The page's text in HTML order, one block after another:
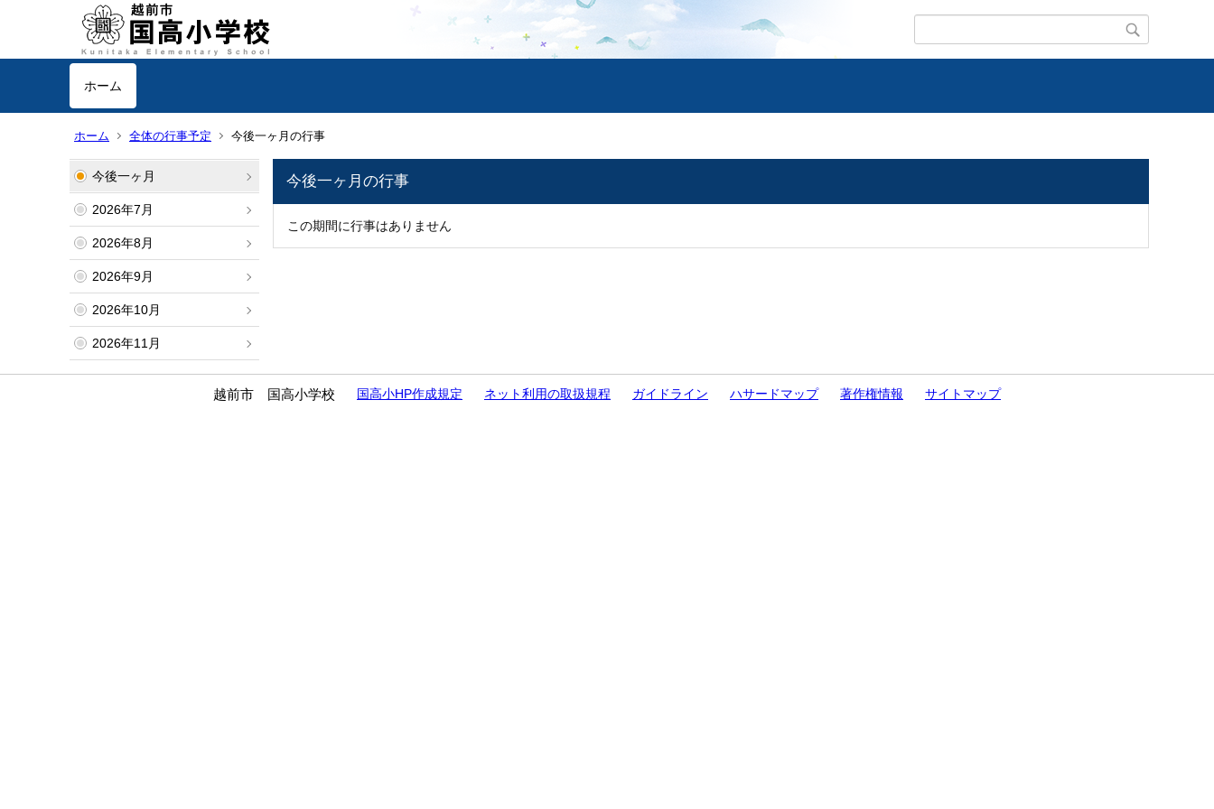
ホーム
ホーム 全体の行事予定 今後一ヶ月の行事
今後一ヶ月
2026年7月
2026年8月
2026年9月
2026年10月
2026年11月
今後一ヶ月の行事
この期間に行事はありません
越前市 国高小学校 国高小HP作成規定 ネット利用の取扱規程 ガイドライン ハサードマップ 著作権情報 サイトマップ